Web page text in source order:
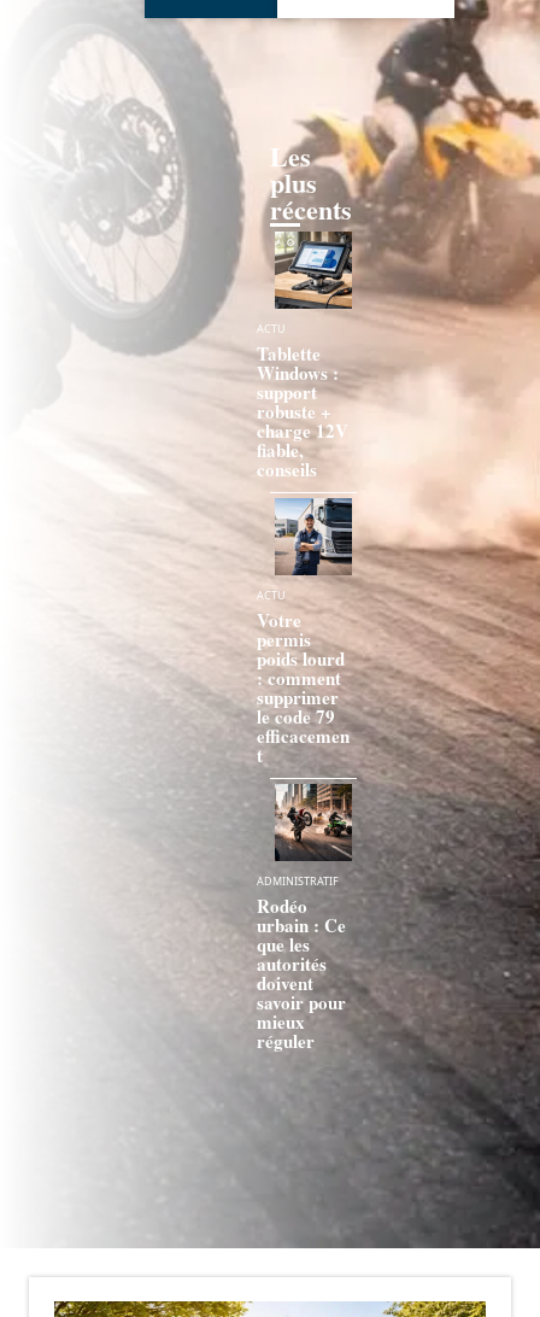
Les
plus
récents
ACTU
Tablette
Windows :
support
robuste +
charge 12V
fiable,
conseils
ACTU
Votre
permis
poids lourd
: comment
supprimer
le code 79
efficacemen
t
ADMINISTRATIF
Rodéo
urbain : Ce
que les
autorités
doivent
savoir pour
mieux
réguler